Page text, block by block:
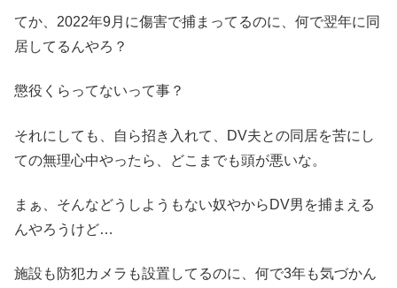
てか、2022年9月に傷害で捕まってるのに、何で翌年に同
居してるんやろ？
懲役くらってないって事？
それにしても、自ら招き入れて、DV夫との同居を苦にし
ての無理心中やったら、どこまでも頭が悪いな。
まぁ、そんなどうしようもない奴やからDV男を捕まえる
んやろうけど…
施設も防犯カメラも設置してるのに、何で3年も気づかん